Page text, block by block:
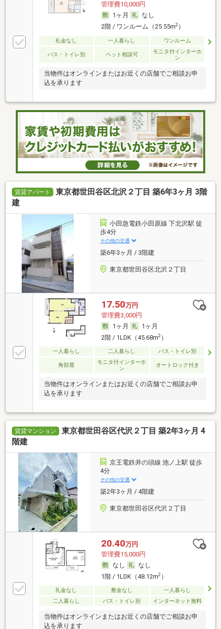
管理費10,000円
1ヶ月
なし
2階 / ワンルーム（25.55m2）
礼金なし 一人暮らし ワンルーム
バス・トイレ別 ペット相談可
モニタ付インターホ
ン
当物件はオンラインまたはお近くの店舗でご相談お申
込を承ります
賃貸アパート
東京都世田谷区北沢２丁目 築6年3ヶ月 3階
建
小田急電鉄小田原線 下北沢駅 徒
歩4分
その他の交通
築6年3ヶ月 / 3階建
東京都世田谷区北沢２丁目
17.50万円
管理費3,000円
1ヶ月
1ヶ月
2階 / 1LDK（45.68m2）
一人暮らし 二人暮らし バス・トイレ別
角部屋
モニタ付インターホ
ン
オートロック付き
当物件はオンラインまたはお近くの店舗でご相談お申
込を承ります
賃貸マンション
東京都世田谷区代沢２丁目 築2年3ヶ月 4
階建
京王電鉄井の頭線 池ノ上駅 徒歩
4分
その他の交通
築2年3ヶ月 / 4階建
東京都世田谷区代沢２丁目
20.40万円
管理費15,000円
なし
なし
1階 / 1LDK（48.12m2）
礼金なし 敷金なし
一人暮らし
二人暮らし
バス・トイレ別 インターネット無料
当物件はオンラインまたはお近くの店舗でご相談お申
込を承ります